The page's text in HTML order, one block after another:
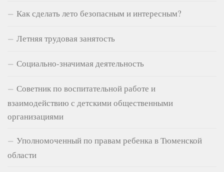
Как сделать лето безопасным и интересным?
Летняя трудовая занятость
Социально-значимая деятельность
Советник по воспитательной работе и
взаимодействию с детскими общественными
организациями
Уполномоченный по правам ребенка в Тюменской
области